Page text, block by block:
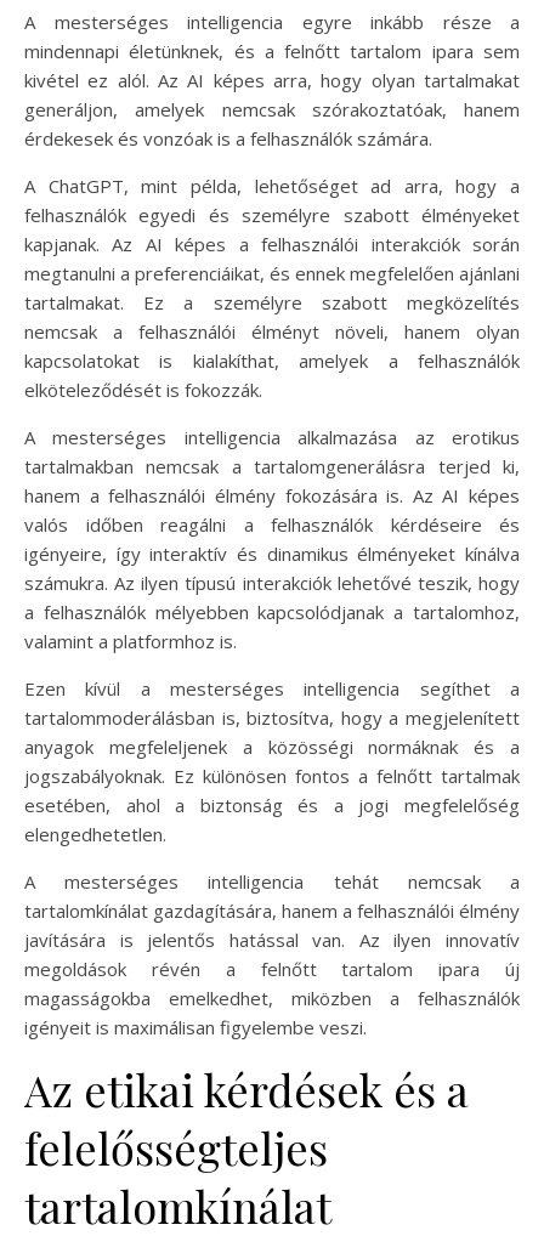
A mesterséges intelligencia egyre inkább része a
mindennapi életünknek, és a felnőtt tartalom ipara sem
kivétel ez alól. Az AI képes arra, hogy olyan tartalmakat
generáljon, amelyek nemcsak szórakoztatóak, hanem
érdekesek és vonzóak is a felhasználók számára.
A ChatGPT, mint példa, lehetőséget ad arra, hogy a
felhasználók egyedi és személyre szabott élményeket
kapjanak. Az AI képes a felhasználói interakciók során
megtanulni a preferenciáikat, és ennek megfelelően ajánlani
tartalmakat. Ez a személyre szabott megközelítés
nemcsak a felhasználói élményt növeli, hanem olyan
kapcsolatokat is kialakíthat, amelyek a felhasználók
elköteleződését is fokozzák.
A mesterséges intelligencia alkalmazása az erotikus
tartalmakban nemcsak a tartalomgenerálásra terjed ki,
hanem a felhasználói élmény fokozására is. Az AI képes
valós időben reagálni a felhasználók kérdéseire és
igényeire, így interaktív és dinamikus élményeket kínálva
számukra. Az ilyen típusú interakciók lehetővé teszik, hogy
a felhasználók mélyebben kapcsolódjanak a tartalomhoz,
valamint a platformhoz is.
Ezen kívül a mesterséges intelligencia segíthet a
tartalommoderálásban is, biztosítva, hogy a megjelenített
anyagok megfeleljenek a közösségi normáknak és a
jogszabályoknak. Ez különösen fontos a felnőtt tartalmak
esetében, ahol a biztonság és a jogi megfelelőség
elengedhetetlen.
A mesterséges intelligencia tehát nemcsak a
tartalomkínálat gazdagítására, hanem a felhasználói élmény
javítására is jelentős hatással van. Az ilyen innovatív
megoldások révén a felnőtt tartalom ipara új
magasságokba emelkedhet, miközben a felhasználók
igényeit is maximálisan figyelembe veszi.
Az etikai kérdések és a
felelősségteljes
tartalomkínálat